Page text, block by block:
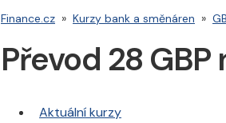
Finance.cz » Kurzy bank a směnáren »
Převod 28 GBP
Aktuální kurzy